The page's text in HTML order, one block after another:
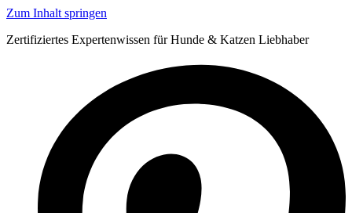
Zum Inhalt springen
Zertifiziertes Expertenwissen für Hunde & Katzen Liebhaber